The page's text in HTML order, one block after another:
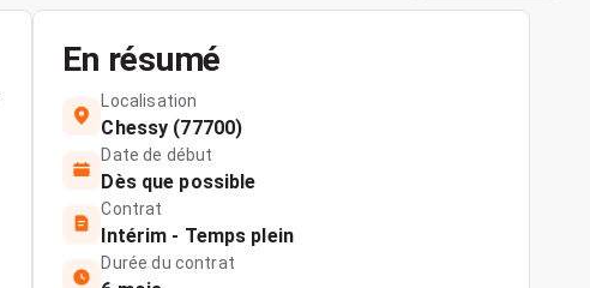
En résumé
Localisation
Chessy (77700)
Date de début
Dès que possible
Contrat
Intérim - Temps plein
Durée du contrat